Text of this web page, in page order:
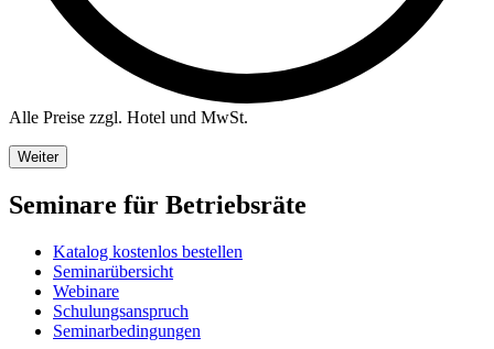
Alle Preise zzgl. Hotel und MwSt.
Weiter
Seminare für Betriebsräte
Katalog kostenlos bestellen
Seminarübersicht
Webinare
Schulungsanspruch
Seminarbedingungen